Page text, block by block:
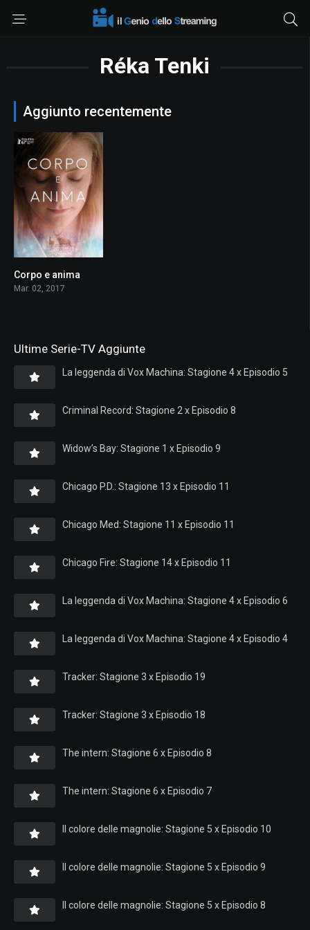
Réka Tenki
Aggiunto recentemente
Corpo e anima
Mar. 02, 2017
Ultime Serie-TV Aggiunte
La leggenda di Vox Machina: Stagione 4 x Episodio 5
Criminal Record: Stagione 2 x Episodio 8
Widow’s Bay: Stagione 1 x Episodio 9
Chicago P.D.: Stagione 13 x Episodio 11
Chicago Med: Stagione 11 x Episodio 11
Chicago Fire: Stagione 14 x Episodio 11
La leggenda di Vox Machina: Stagione 4 x Episodio 6
La leggenda di Vox Machina: Stagione 4 x Episodio 4
Tracker: Stagione 3 x Episodio 19
Tracker: Stagione 3 x Episodio 18
The intern: Stagione 6 x Episodio 8
The intern: Stagione 6 x Episodio 7
Il colore delle magnolie: Stagione 5 x Episodio 10
Il colore delle magnolie: Stagione 5 x Episodio 9
Il colore delle magnolie: Stagione 5 x Episodio 8